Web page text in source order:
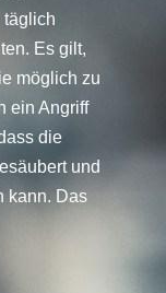
Es gilt,
möglich zu
ein Angriff
die
und
kann. Das